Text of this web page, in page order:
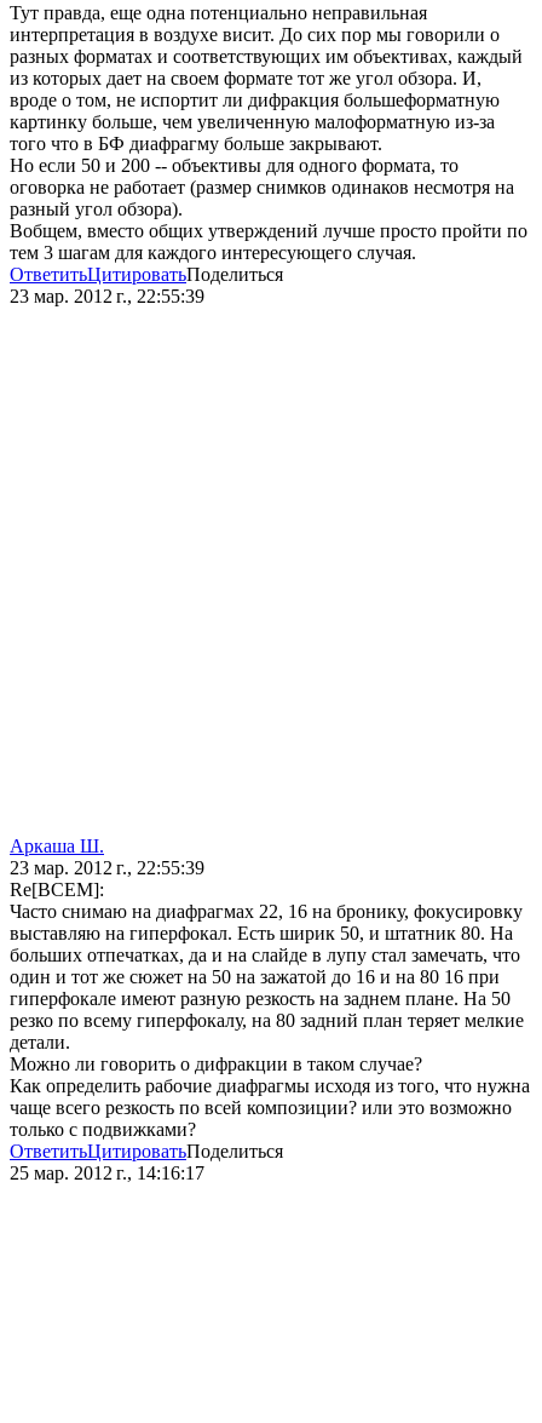
Тут правда, еще одна потенциально неправильная
интерпретация в воздухе висит. До сих пор мы говорили о
разных форматах и соответствующих им объективах, каждый
из которых дает на своем формате тот же угол обзора. И,
вроде о том, не испортит ли дифракция большеформатную
картинку больше, чем увеличенную малоформатную из-за
того что в БФ диафрагму больше закрывают.
Но если 50 и 200 -- объективы для одного формата, то
оговорка не работает (размер снимков одинаков несмотря на
разный угол обзора).
Вобщем, вместо общих утверждений лучше просто пройти по
тем 3 шагам для каждого интересующего случая.
ОтветитьЦитироватьПоделиться
23 мар. 2012 г., 22:55:39
Аркаша Ш.
23 мар. 2012 г., 22:55:39
Re[ВСЕМ]:
Часто снимаю на диафрагмах 22, 16 на бронику, фокусировку
выставляю на гиперфокал. Есть ширик 50, и штатник 80. На
больших отпечатках, да и на слайде в лупу стал замечать, что
один и тот же сюжет на 50 на зажатой до 16 и на 80 16 при
гиперфокале имеют разную резкость на заднем плане. На 50
резко по всему гиперфокалу, на 80 задний план теряет мелкие
детали.
Можно ли говорить о дифракции в таком случае?
Как определить рабочие диафрагмы исходя из того, что нужна
чаще всего резкость по всей композиции? или это возможно
только с подвижками?
ОтветитьЦитироватьПоделиться
25 мар. 2012 г., 14:16:17